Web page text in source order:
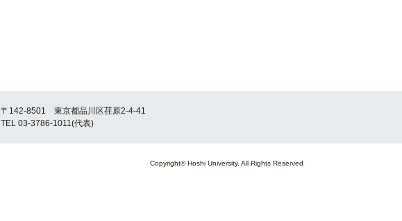
〒142-8501 東京都品川区荏原2-4-41
TEL 03-3786-1011(代表)
Copyright© Hoshi University. All Rights Reserved